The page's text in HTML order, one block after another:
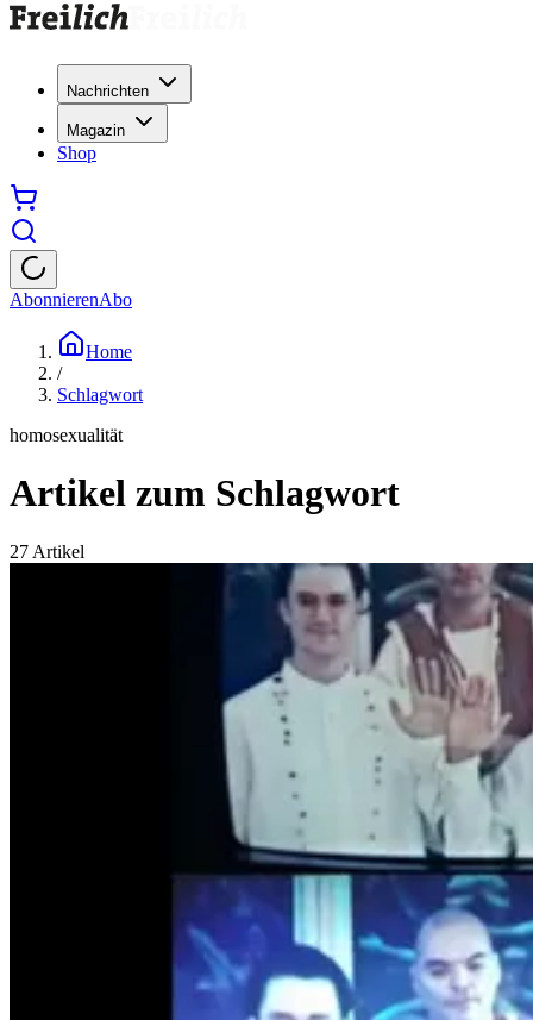
Nachrichten
Magazin
Shop
AbonnierenAbo
Home
/
Schlagwort
homosexualität
Artikel zum Schlagwort
27 Artikel